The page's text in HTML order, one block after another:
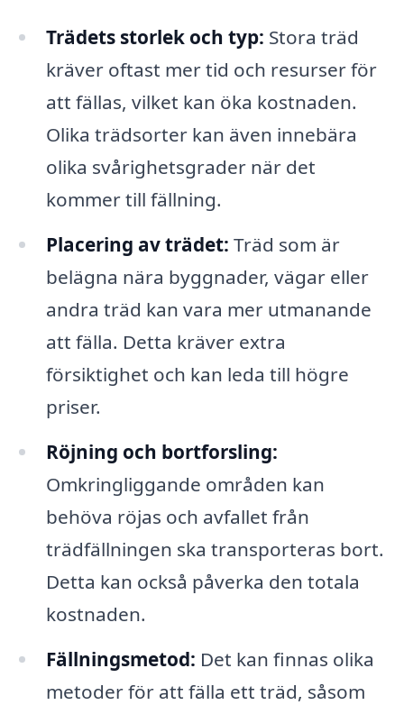
Trädets storlek och typ: Stora träd
kräver oftast mer tid och resurser för
att fällas, vilket kan öka kostnaden.
Olika trädsorter kan även innebära
olika svårighetsgrader när det
kommer till fällning.
Placering av trädet: Träd som är
belägna nära byggnader, vägar eller
andra träd kan vara mer utmanande
att fälla. Detta kräver extra
försiktighet och kan leda till högre
priser.
Röjning och bortforsling:
Omkringliggande områden kan
behöva röjas och avfallet från
trädfällningen ska transporteras bort.
Detta kan också påverka den totala
kostnaden.
Fällningsmetod: Det kan finnas olika
metoder för att fälla ett träd, såsom